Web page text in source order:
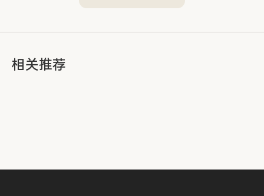
相关推荐